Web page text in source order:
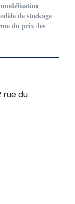
de stockage
du prix des
rue du